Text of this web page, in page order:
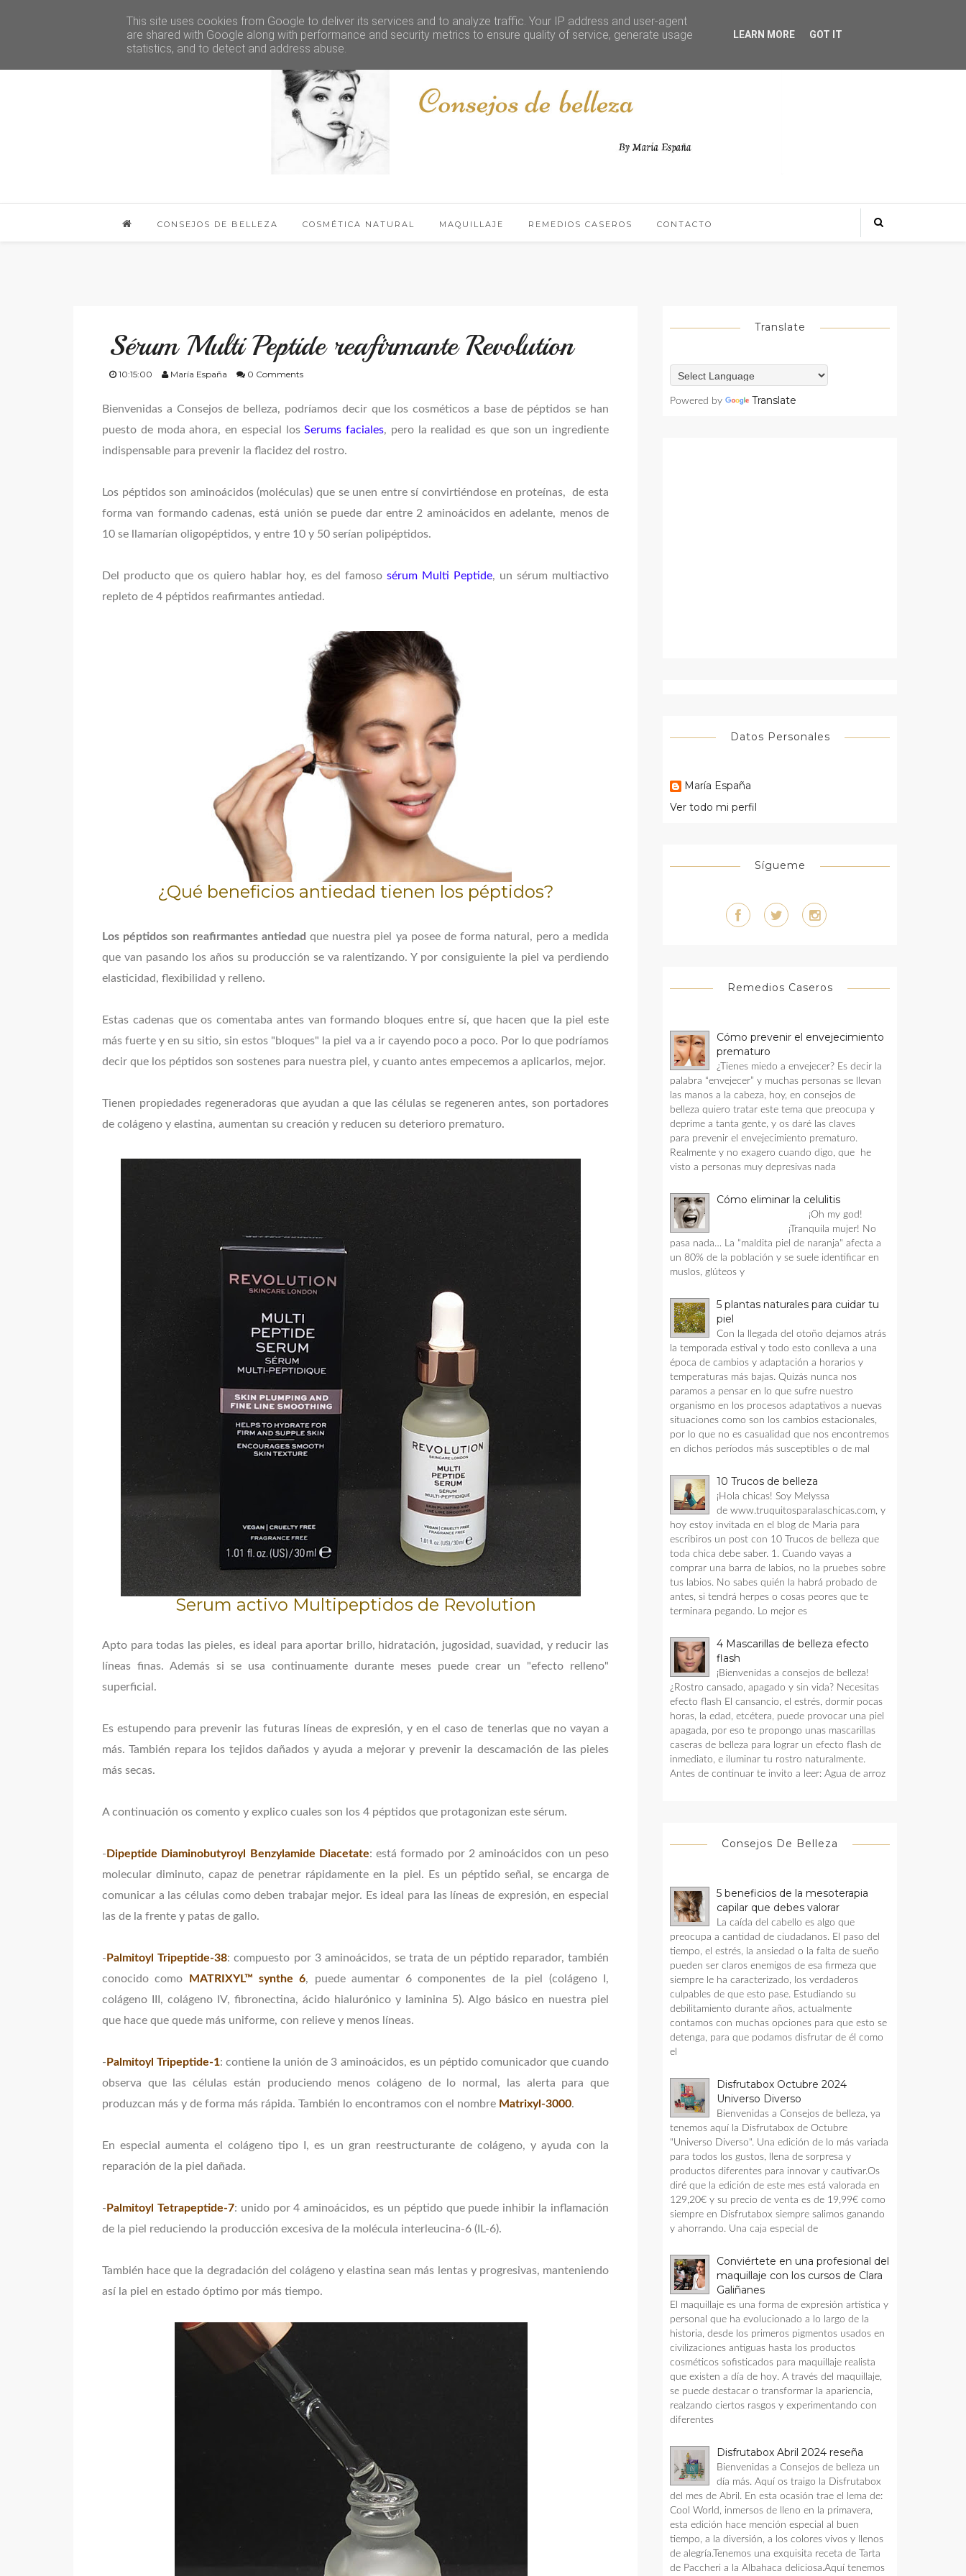
CONSEJOS DE BELLEZA COSMÉTICA NATURAL MAQUILLAJE REMEDIOS CASEROS CONTACTO
Sérum Multi Peptide reafirmante Revolution
10:15:00 María España 0 Comments
Bienvenidas a Consejos de belleza, podríamos decir que los cosméticos a base de péptidos se han
puesto de moda ahora, en especial los Serums faciales, pero la realidad es que son un ingrediente
indispensable para prevenir la flacidez del rostro.
Los péptidos son aminoácidos (moléculas) que se unen entre sí convirtiéndose en proteínas, de esta
forma van formando cadenas, está unión se puede dar entre 2 aminoácidos en adelante, menos de
10 se llamarían oligopéptidos, y entre 10 y 50 serían polipéptidos.
Del producto que os quiero hablar hoy, es del famososérum Multi Peptide, un sérum multiactivo
repleto de 4 péptidos reafirmantes antiedad.
¿Qué beneficios antiedad tienen los péptidos?
Los péptidos son reafirmantes antiedad que nuestra piel ya posee de forma natural, pero a medida
que van pasando los años su producción se va ralentizando. Y por consiguiente la piel va perdiendo
elasticidad, flexibilidad y relleno.
Estas cadenas que os comentaba antes van formando bloques entre sí, que hacen que la piel este
más fuerte y en su sitio, sin estos "bloques" la piel va a ir cayendo poco a poco. Por lo que podríamos
decir que los péptidos son sostenes para nuestra piel, y cuanto antes empecemos a aplicarlos, mejor.
Tienen propiedades regeneradoras que ayudan a que las células se regeneren antes, son portadores
de colágeno y elastina, aumentan su creación y reducen su deterioro prematuro.
Serum activo Multipeptidos de Revolution
Apto para todas las pieles, es ideal para aportar brillo, hidratación, jugosidad, suavidad, y reducir las
líneas finas. Además si se usa continuamente durante meses puede crear un "efecto relleno"
superficial.
Es estupendo para prevenir las futuras líneas de expresión, y en el caso de tenerlas que no vayan a
más. También repara los tejidos dañados y ayuda a mejorar y prevenir la descamación de las pieles
más secas.
A continuación os comento y explico cuales son los 4 péptidos que protagonizan este sérum.
- Dipeptide Diaminobutyroyl Benzylamide Diacetate: está formado por 2 aminoácidos con un peso
molecular diminuto, capaz de penetrar rápidamente en la piel. Es un péptido señal, se encarga de
comunicar a las células como deben trabajar mejor. Es ideal para las líneas de expresión, en especial
las de la frente y patas de gallo.
- Palmitoyl Tripeptide-38: compuesto por 3 aminoácidos, se trata de un péptido reparador, también
conocido como
MATRIXYL™ synthe 6, puede aumentar 6 componentes de la piel (colágeno I,
colágeno III, colágeno IV, fibronectina, ácido hialurónico y laminina 5). Algo básico en nuestra piel
que hace que quede más uniforme, con relieve y menos líneas.
- Palmitoyl Tripeptide-1: contiene la unión de 3 aminoácidos, es un péptido comunicador que cuando
observa que las células están produciendo menos colágeno de lo normal, las alerta para que
produzcan más y de forma más rápida. También lo encontramos con el nombre Matrixyl-3000.
En especial aumenta el colágeno tipo I, es un gran reestructurante de colágeno, y ayuda con la
reparación de la piel dañada.
- Palmitoyl Tetrapeptide-7: unido por 4 aminoácidos, es un péptido que puede inhibir la inflamación
de la piel reduciendo la producción excesiva de la molécula interleucina-6 (IL-6).
También hace que la degradación del colágeno y elastina sean más lentas y progresivas, manteniendo
así la piel en estado óptimo por más tiempo.
Translate
Powered by Translate
Datos Personales
María España
Ver todo mi perfil
Sígueme
Remedios Caseros
Cómo prevenir el envejecimiento
prematuro
¿Tienes miedo a envejecer? Es decir la
palabra “envejecer” y muchas personas se llevan
las manos a la cabeza, hoy, en consejos de
belleza quiero tratar este tema que preocupa y
deprime a tanta gente, y os daré las claves
para prevenir el envejecimiento prematuro.
Realmente y no exagero cuando digo, que he
visto a personas muy depresivas nada
Cómo eliminar la celulitis
¡Oh my god!
¡Tranquila mujer! No
pasa nada… La “maldita piel de naranja" afecta a
un 80% de la población y se suele identificar en
muslos, glúteos y
5 plantas naturales para cuidar tu
piel
Con la llegada del otoño dejamos atrás
la temporada estival y todo esto conlleva a una
época de cambios y adaptación a horarios y
temperaturas más bajas. Quizás nunca nos
paramos a pensar en lo que sufre nuestro
organismo en los procesos adaptativos a nuevas
situaciones como son los cambios estacionales,
por lo que no es casualidad que nos encontremos
en dichos períodos más susceptibles o de mal
10 Trucos de belleza
¡Hola chicas! Soy Melyssa
de www.truquitosparalaschicas.com, y
hoy estoy invitada en el blog de Maria para
escribiros un post con 10 Trucos de belleza que
toda chica debe saber. 1. Cuando vayas a
comprar una barra de labios, no la pruebes sobre
tus labios. No sabes quién la habrá probado de
antes, si tendrá herpes o cosas peores que te
terminara pegando. Lo mejor es
4 Mascarillas de belleza efecto
flash
¡Bienvenidas a consejos de belleza!
¿Rostro cansado, apagado y sin vida? Necesitas
efecto flash El cansancio, el estrés, dormir pocas
horas, la edad, etcétera, puede provocar una piel
apagada, por eso te propongo unas mascarillas
caseras de belleza para lograr un efecto flash de
inmediato, e iluminar tu rostro naturalmente.
Antes de continuar te invito a leer: Agua de arroz
Consejos De Belleza
5 beneficios de la mesoterapia
capilar que debes valorar
La caída del cabello es algo que
preocupa a cantidad de ciudadanos. El paso del
tiempo, el estrés, la ansiedad o la falta de sueño
pueden ser claros enemigos de esa firmeza que
siempre le ha caracterizado, los verdaderos
culpables de que esto pase. Estudiando su
debilitamiento durante años, actualmente
contamos con muchas opciones para que esto se
detenga, para que podamos disfrutar de él como
el
Disfrutabox Octubre 2024
Universo Diverso
Bienvenidas a Consejos de belleza, ya
tenemos aquí la Disfrutabox de Octubre
"Universo Diverso". Una edición de lo más variada
para todos los gustos, llena de sorpresa y
productos diferentes para innovar y cautivar.Os
diré que la edición de este mes está valorada en
129,20€ y su precio de venta es de 19,99€ como
siempre en Disfrutabox siempre salimos ganando
y ahorrando. Una caja especial de
Conviértete en una profesional del
maquillaje con los cursos de Clara
Galiñanes
El maquillaje es una forma de expresión artística y
personal que ha evolucionado a lo largo de la
historia, desde los primeros pigmentos usados en
civilizaciones antiguas hasta los productos
cosméticos sofisticados para maquillaje realista
que existen a día de hoy. A través del maquillaje,
se puede destacar o transformar la apariencia,
realzando ciertos rasgos y experimentando con
diferentes
Disfrutabox Abril 2024 reseña
Bienvenidas a Consejos de belleza un
día más. Aquí os traigo la Disfrutabox
del mes de Abril. En esta ocasión trae el lema de:
Cool World, inmersos de lleno en la primavera,
esta edición hace mención especial al buen
tiempo, a la diversión, a los colores vivos y llenos
de alegría.Tenemos una exquisita receta de Tarta
de Paccheri a la Albahaca deliciosa.Aquí tenemos
This site uses cookies from Google to deliver its services and to analyze traffic. Your IP address and user-agent
are shared with Google along with performance and security metrics to ensure quality of service, generate usage
statistics, and to detect and address abuse.
LEARN MORE GOT IT